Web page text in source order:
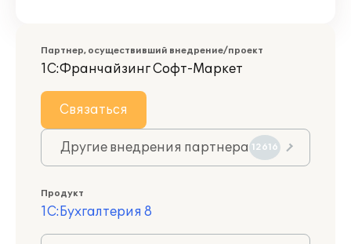
Партнер, осуществивший внедрение/проект
1С:Франчайзинг Софт-Маркет
Связаться
Другие внедрения партнера 12616
Продукт
1С:Бухгалтерия 8